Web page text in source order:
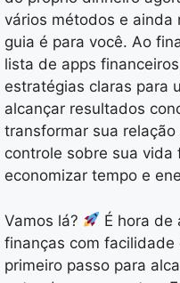
vários métodos e ainda
guia é para você. Ao
lista de apps
estratégias claras para
alcançar resultados
transformar sua
controle sobre sua vida
economizar tempo e
Vamos lá?
É hora de
finanças com
primeiro passo para